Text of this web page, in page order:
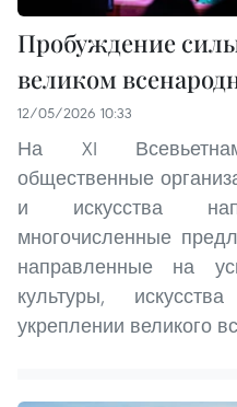
Пробуждение
великом
12/05/2026 10:33
На XI
общественные
и искусства
многочисленные
направленные на
культуры,
укреплении великого